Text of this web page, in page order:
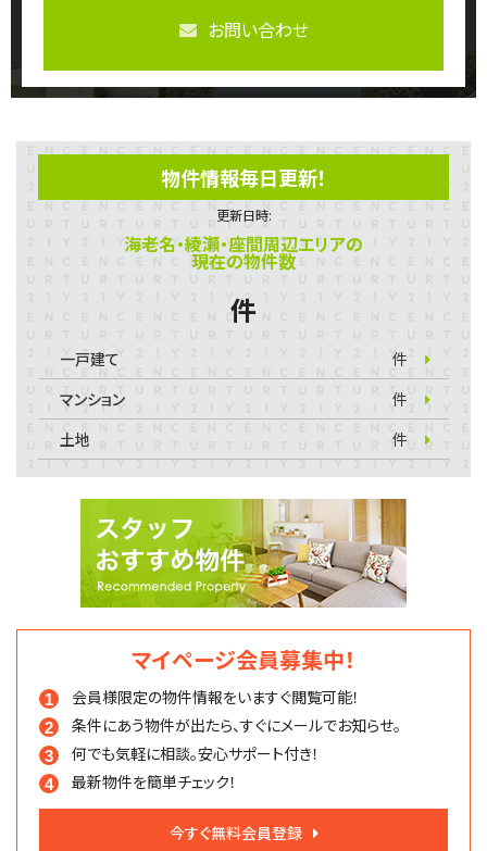
お問い合わせ
物件情報毎日更新！
更新日時:
海老名・綾瀬・座間周辺エリアの
現在の物件数
件
一戸建て
件
マンション
件
土地
件
マイページ会員募集中！
会員様限定の物件情報をいますぐ閲覧可能！
条件にあう物件が出たら、すぐにメールでお知らせ。
何でも気軽に相談。安心サポート付き！
最新物件を簡単チェック！
今すぐ無料会員登録